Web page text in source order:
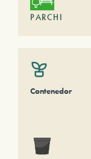
PARCHI
Contenedor